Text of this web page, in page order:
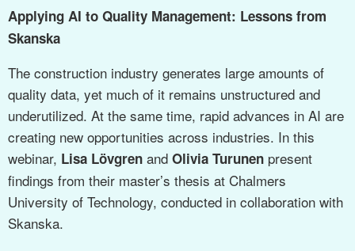
Applying AI to Quality Management: Lessons from
Skanska
The construction industry generates large amounts of
quality data, yet much of it remains unstructured and
underutilized. At the same time, rapid advances in AI are
creating new opportunities across industries. In this
webinar, Lisa Lövgren and Olivia Turunen present
findings from their master’s thesis at Chalmers
University of Technology, conducted in collaboration with
Skanska.